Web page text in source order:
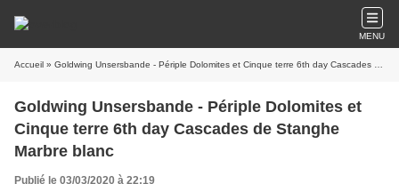
MENU
Accueil » Goldwing Unsersbande - Périple Dolomites et Cinque terre 6th day Cascades de Stanghe Marbre blanc
Goldwing Unsersbande - Périple Dolomites et
Cinque terre 6th day Cascades de Stanghe
Marbre blanc
Publié le 03/03/2020 à 22:19